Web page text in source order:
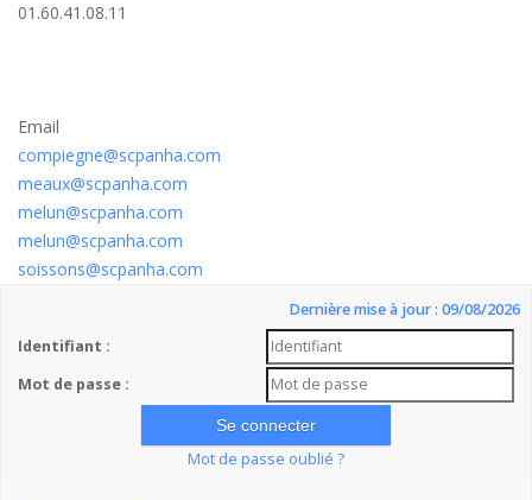
01.60.41.08.11
Email
compiegne@scpanha.com
meaux@scpanha.com
melun@scpanha.com
melun@scpanha.com
soissons@scpanha.com
Dernière mise à jour : 09/08/2026
Identifiant :
Mot de passe :
Mot de passe oublié ?